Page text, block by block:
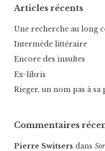
c
h
M
a
r
x
Articles récents
Une recherche au long
Intermède littéraire
Encore des insultes
Ex-libris
Rieger, un nom pas à sa
Commentaires
Pierre Switsers dans